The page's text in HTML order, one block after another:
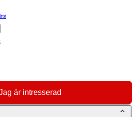
är intresserad